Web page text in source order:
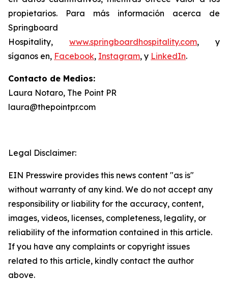
propietarios. Para más información acerca de
Springboard
Hospitality, www.springboardhospitality.com, y
síganos en, Facebook, Instagram, y LinkedIn.
Contacto de Medios:
Laura Notaro, The Point PR
laura@thepointpr.com
Legal Disclaimer:
EIN Presswire provides this news content "as is"
without warranty of any kind. We do not accept any
responsibility or liability for the accuracy, content,
images, videos, licenses, completeness, legality, or
reliability of the information contained in this article.
If you have any complaints or copyright issues
related to this article, kindly contact the author
above.